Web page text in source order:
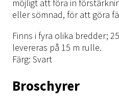
möjligt att föra in
eller sömnad, för att göra
Finns i fyra olika bredder;
levereras på 15 m rulle.
Färg: Svart
Broschyrer